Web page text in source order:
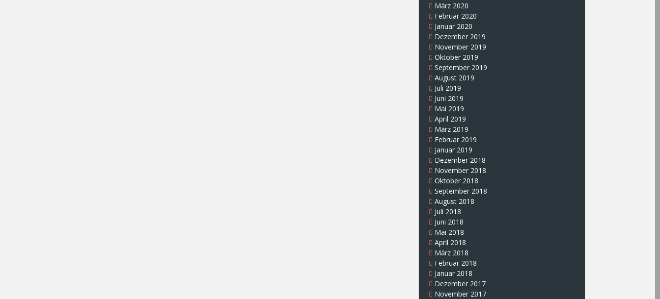
März 2020
Februar 2020
Januar 2020
Dezember 2019
November 2019
Oktober 2019
September 2019
August 2019
Juli 2019
Juni 2019
Mai 2019
April 2019
März 2019
Februar 2019
Januar 2019
Dezember 2018
November 2018
Oktober 2018
September 2018
August 2018
Juli 2018
Juni 2018
Mai 2018
April 2018
März 2018
Februar 2018
Januar 2018
Dezember 2017
November 2017